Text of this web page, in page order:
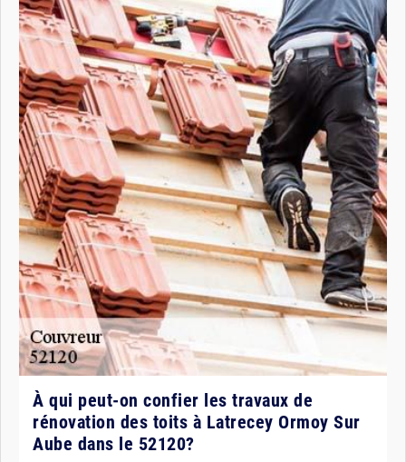
À qui peut-on confier les travaux de
rénovation des toits à Latrecey Ormoy Sur
Aube dans le 52120?